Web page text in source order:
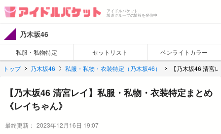
アイドルバケット
坂道グループの情報を発信中
乃木坂46
私服・私物特定 セットリスト
ペンライトカラー
トップ
乃木坂46 私服・私物・衣装特定（乃木坂46） 【乃木坂46 清宮
【乃木坂46 清宮レイ】私服・私物・衣装特定まとめ
《レイちゃん》
最終更新： 2023年12月16日 19:07